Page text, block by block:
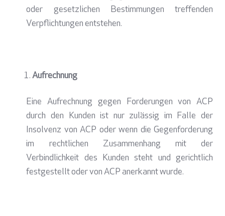
oder gesetzlichen Bestimmungen treffenden
Verpflichtungen entstehen.
Aufrechnung
Eine Aufrechnung gegen Forderungen von ACP
durch den Kunden ist nur zulässig im Falle der
Insolvenz von ACP oder wenn die Gegenforderung
im rechtlichen Zusammenhang mit der
Verbindlichkeit des Kunden steht und gerichtlich
festgestellt oder von ACP anerkannt wurde.